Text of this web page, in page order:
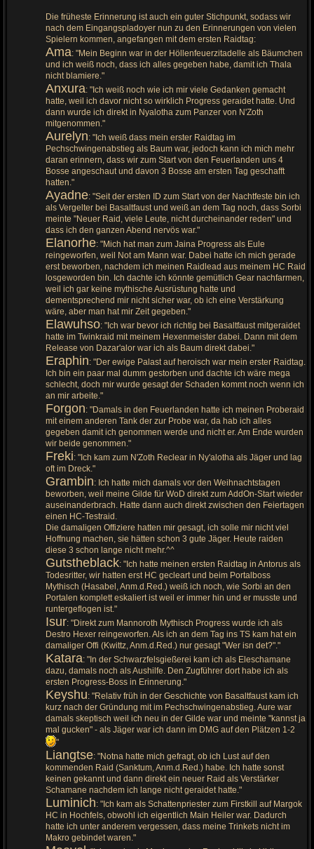
Die früheste Erinnerung ist auch ein guter Stichpunkt, sodass wir
nach dem Eingangspladoyer nun zu den Erinnerungen von vielen
Spielern kommen, angefangen mit dem ersten Raidtag:
Ama: "Mein Beginn war in der Höllenfeuerzitadelle als Bäumchen
und ich weiß noch, dass ich alles gegeben habe, damit ich Thala
nicht blamiere."
Anxura: "Ich weiß noch wie ich mir viele Gedanken gemacht
hatte, weil ich davor nicht so wirklich Progress geraidet hatte. Und
dann wurde ich direkt in Nyalotha zum Panzer von N'Zoth
mitgenommen."
Aurelyn: "Ich weiß dass mein erster Raidtag im
Pechschwingenabstieg als Baum war, jedoch kann ich mich mehr
daran erinnern, dass wir zum Start von den Feuerlanden uns 4
Bosse angeschaut und davon 3 Bosse am ersten Tag geschafft
hatten."
Ayadne: "Seit der ersten ID zum Start von der Nachtfeste bin ich
als Vergelter bei Basaltfaust und weiß an dem Tag noch, dass Sorbi
meinte "Neuer Raid, viele Leute, nicht durcheinander reden" und
dass ich den ganzen Abend nervös war."
Elanorhe: "Mich hat man zum Jaina Progress als Eule
reingeworfen, weil Not am Mann war. Dabei hatte ich mich gerade
erst beworben, nachdem ich meinen Raidlead aus meinem HC Raid
losgeworden bin. Ich dachte ich könnte gemütlich Gear nachfarmen,
weil ich gar keine mythische Ausrüstung hatte und
dementsprechend mir nicht sicher war, ob ich eine Verstärkung
wäre, aber man hat mir Zeit gegeben."
Elawuhso: "Ich war bevor ich richtig bei Basaltfaust mitgeraidet
hatte im Twinkraid mit meinem Hexenmeister dabei. Dann mit dem
Release von Dazar'alor war ich als Baum direkt dabei."
Eraphin: "Der ewige Palast auf heroisch war mein erster Raidtag.
Ich bin ein paar mal dumm gestorben und dachte ich wäre mega
schlecht, doch mir wurde gesagt der Schaden kommt noch wenn ich
an mir arbeite."
Forgon: "Damals in den Feuerlanden hatte ich meinen Proberaid
mit einem anderen Tank der zur Probe war, da hab ich alles
gegeben damit ich genommen werde und nicht er. Am Ende wurden
wir beide genommen."
Freki: "Ich kam zum N'Zoth Reclear in Ny'alotha als Jäger und lag
oft im Dreck."
Grambin: Ich hatte mich damals vor den Weihnachtstagen
beworben, weil meine Gilde für WoD direkt zum AddOn-Start wieder
auseinanderbrach. Hatte dann auch direkt zwischen den Feiertagen
einen HC-Testraid.
Die damaligen Offiziere hatten mir gesagt, ich solle mir nicht viel
Hoffnung machen, sie hätten schon 3 gute Jäger. Heute raiden
diese 3 schon lange nicht mehr.^^
Gutstheblack: "Ich hatte meinen ersten Raidtag in Antorus als
Todesritter, wir hatten erst HC gecleart und beim Portalboss
Mythisch (Hasabel, Anm.d.Red.) weiß ich noch, wie Sorbi an den
Portalen komplett eskaliert ist weil er immer hin und er musste und
runtergeflogen ist."
Isur: "Direkt zum Mannoroth Mythisch Progress wurde ich als
Destro Hexer reingeworfen. Als ich an dem Tag ins TS kam hat ein
damaliger Offi (Kwittz, Anm.d.Red.) nur gesagt "Wer isn det?"."
Katara: "In der Schwarzfelsgießerei kam ich als Eleschamane
dazu, damals noch als Aushilfe. Den Zugführer dort habe ich als
ersten Progress-Boss in Erinnerung."
Keyshu: "Relativ früh in der Geschichte von Basaltfaust kam ich
kurz nach der Gründung mit im Pechschwingenabstieg. Aure war
damals skeptisch weil ich neu in der Gilde war und meinte "kannst ja
mal gucken" - als Jäger war ich dann im DMG auf den Plätzen 1-2
"
Liangtse: "Notna hatte mich gefragt, ob ich Lust auf den
kommenden Raid (Sanktum, Anm.d.Red.) habe. Ich hatte sonst
keinen gekannt und dann direkt ein neuer Raid als Verstärker
Schamane nachdem ich lange nicht geraidet hatte."
Luminich: "Ich kam als Schattenpriester zum Firstkill auf Margok
HC in Hochfels, obwohl ich eigentlich Main Heiler war. Dadurch
hatte ich unter anderem vergessen, dass meine Trinkets nicht im
Makro gebindet waren."